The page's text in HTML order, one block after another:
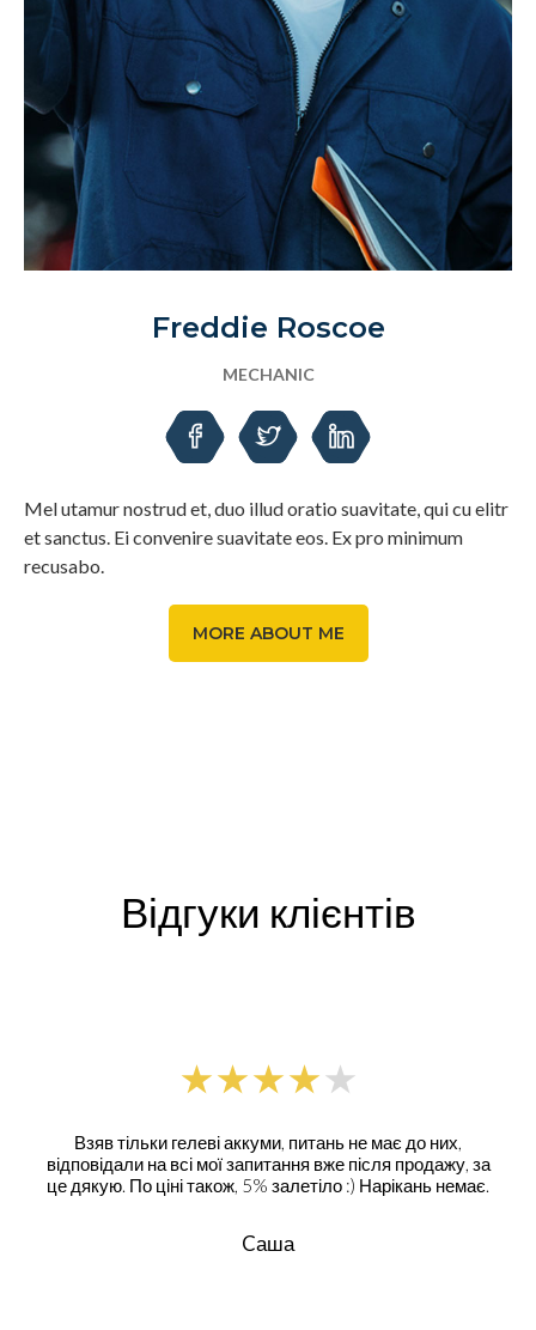
Freddie Roscoe
MECHANIC
Mel utamur nostrud et, duo illud oratio suavitate, qui cu elitr
et sanctus. Ei convenire suavitate eos. Ex pro minimum
recusabo.
MORE ABOUT ME
Відгуки клієнтів
Взяв тільки гелеві аккуми, питань не має до них,
відповідали на всі мої запитання вже після продажу, за
це дякую. По ціні також, 5% залетіло :) Нарікань немає.
Cаша